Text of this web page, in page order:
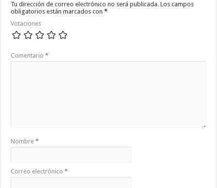
Tu dirección de correo electrónico no será publicada. Los campos
obligatorios están marcados con*
Votaciones
Comentario*
Nombre*
Correo electrónico*